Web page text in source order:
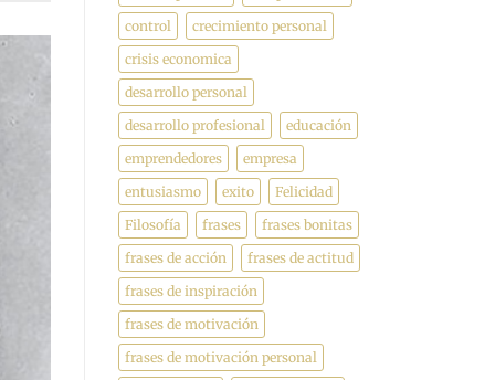
control
crecimiento personal
crisis economica
desarrollo personal
desarrollo profesional
educación
emprendedores
empresa
entusiasmo
exito
Felicidad
Filosofía
frases
frases bonitas
frases de acción
frases de actitud
frases de inspiración
frases de motivación
frases de motivación personal